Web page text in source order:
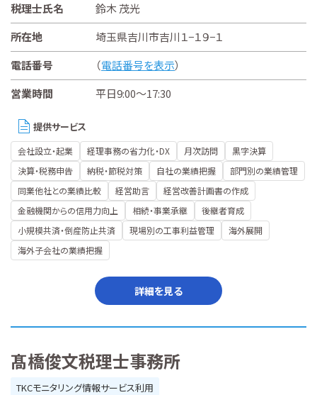
税理士氏名
鈴木 茂光
所在地
埼玉県吉川市吉川１−１９−１
電話番号
（電話番号を表示）
営業時間
平日9:00～17:30
提供サービス
会社設立・起業 経理事務の省力化・DX 月次訪問
黒字決算
決算・税務申告
納税・節税対策 自社の業績把握
部門別の業績管理
同業他社との業績比較
経営助言
経営改善計画書の作成
金融機関からの信用力向上
相続・事業承継
後継者育成
小規模共済・倒産防止共済
現場別の工事利益管理
海外展開
海外子会社の業績把握
詳細を見る
髙橋俊文税理士事務所
TKCモニタリング情報サービス利用